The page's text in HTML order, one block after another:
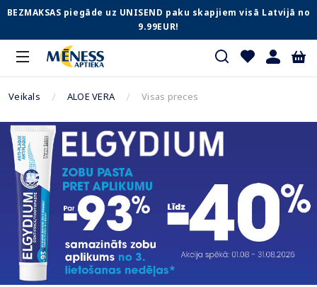
BEZMAKSAS piegāde uz UNISEND paku skapjiem visā Latvijā no
9.99EUR!
Veikals ALOE VERA Visas preces